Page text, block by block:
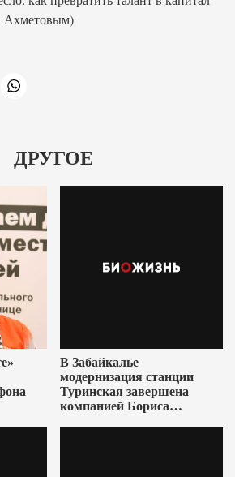
Ахметовым)
ДРУГОЕ
В Забайкалье
модернизация станции
Туринская завершена
компанией Бориса